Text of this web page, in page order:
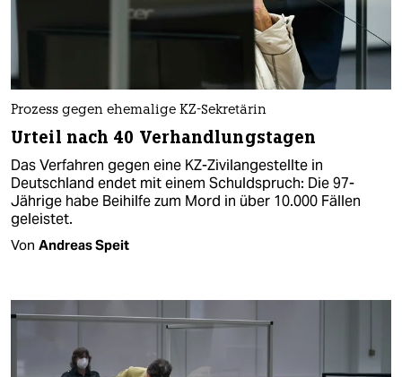
Prozess gegen ehemalige KZ-Sekretärin
Urteil nach 40 Verhandlungstagen
Das Verfahren gegen eine KZ-Zivilangestellte in
Deutschland endet mit einem Schuldspruch: Die 97-
Jährige habe Beihilfe zum Mord in über 10.000 Fällen
geleistet.
Von Andreas Speit